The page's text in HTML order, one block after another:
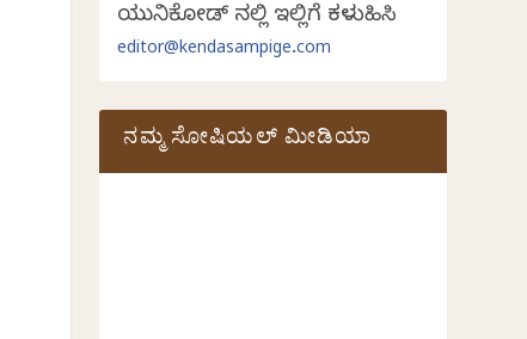
ಯುನಿಕೋಡ್ ನಲ್ಲಿ ಇಲ್ಲಿಗೆ ಕಳುಹಿಸಿ
editor@kendasampige.com
ನಮ್ಮ ಸೋಷಿಯಲ್‌ ಮೀಡಿಯಾ